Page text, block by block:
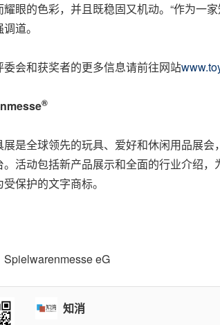
耀眼的色彩，并且既稳固又机动。“作为一
道。
委会和获奖者的更多信息请前往网站
®
展是全球领先的玩具、爱好和休闲用品展
。活动包括新产品展示和全面的行业介绍
保护的文字商标。
Spielwarenmesse eG
知消